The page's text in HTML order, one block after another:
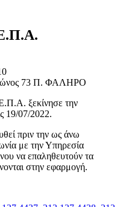
73 Π. ΦΑΛΗΡΟ
ξεκίνησε την
19/07/2022.
πριν την ως άνω
με την Υπηρεσία
να επαληθευτούν τα
στην εφαρμογή.